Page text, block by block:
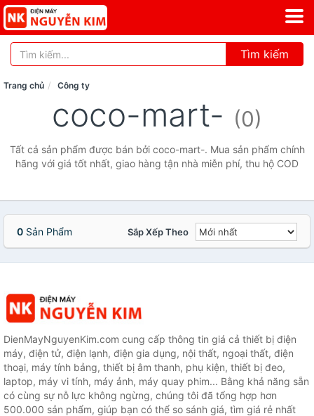
Tìm kiếm
Trang chủ Công ty
coco-mart- (0)
Tất cả sản phẩm được bán bởi coco-mart-. Mua sản phẩm chính
hãng với giá tốt nhất, giao hàng tận nhà miễn phí, thu hộ COD
0 Sản Phẩm Sắp Xếp Theo
DienMayNguyenKim.com cung cấp thông tin giá cả thiết bị điện
máy, điện tử, điện lạnh, điện gia dụng, nội thất, ngoại thất, điện
thoại, máy tính bảng, thiết bị âm thanh, phụ kiện, thiết bị đeo,
laptop, máy vi tính, máy ảnh, máy quay phim... Bằng khả năng sẵn
có cùng sự nỗ lực không ngừng, chúng tôi đã tổng hợp hơn
500.000 sản phẩm, giúp bạn có thể so sánh giá, tìm giá rẻ nhất